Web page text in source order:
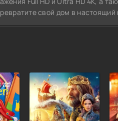
свой дом в настоящий